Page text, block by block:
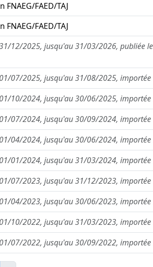
FAED/TAJ
FAED/TAJ
12/2025, jusqu'au 31/03/2026, publiée
07/2025, jusqu'au 31/08/2025,
10/2024, jusqu'au 30/06/2025,
07/2024, jusqu'au 30/09/2024,
04/2024, jusqu'au 30/06/2024,
01/2024, jusqu'au 31/03/2024,
07/2023, jusqu'au 31/12/2023,
04/2023, jusqu'au 30/06/2023,
10/2022, jusqu'au 31/03/2023,
07/2022, jusqu'au 30/09/2022,